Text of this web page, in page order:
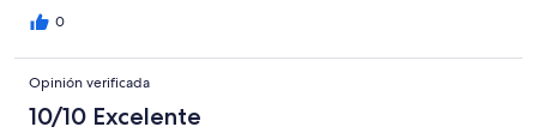
0
Opinión verificada
10/10 Excelente